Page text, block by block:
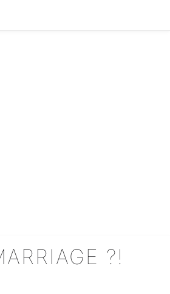
?!